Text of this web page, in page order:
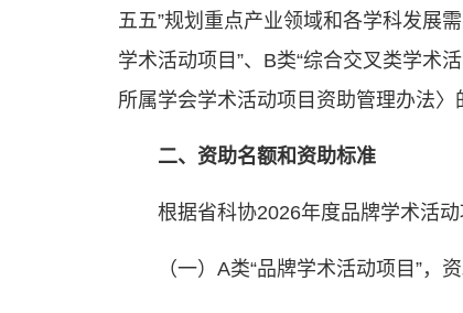
五五”规划重点产业领域和各学科发展
学术活动项目”、B类“综合交叉类学术
所属学会学术活动项目资助管理办法〉
二、资助名额和资助标准
根据省科协2026年度品牌学术活
（一）A类“品牌学术活动项目”，